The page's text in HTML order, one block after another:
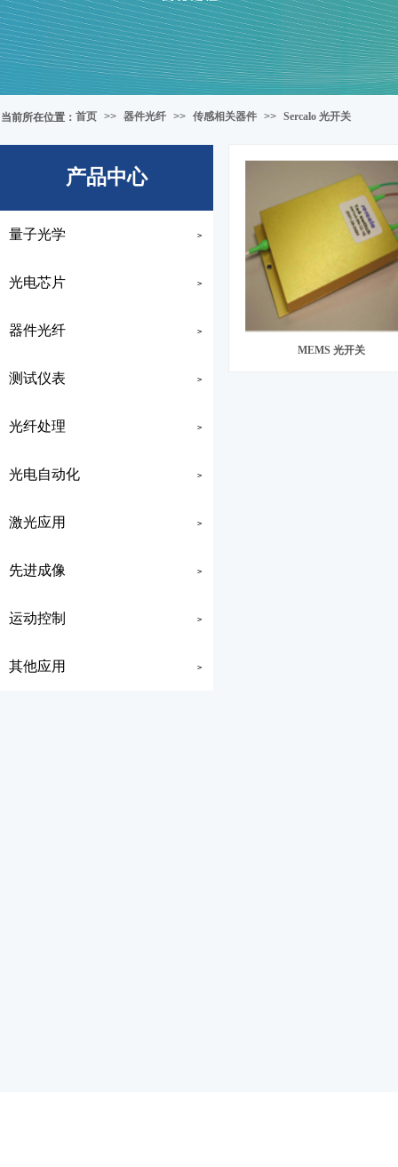
当前所在位置 ： 首页 >> 器件光纤 >> 传感相关器件 >> Sercalo 光开关
产品中心
量子光学 >
光电芯片 >
器件光纤 >
测试仪表 >
光纤处理 >
光电自动化 >
激光应用 >
先进成像 >
运动控制 >
其他应用 >
MEMS 光开关